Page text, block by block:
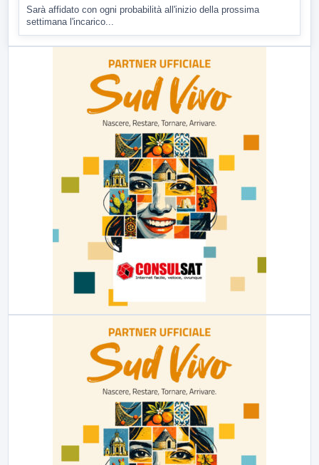
Sarà affidato con ogni probabilità all'inizio della prossima
settimana l'incarico...